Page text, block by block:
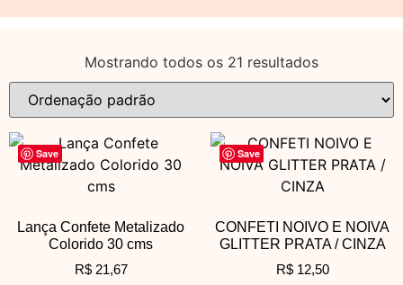
Mostrando todos os 21 resultados
Save
Lança Confete Metalizado
Colorido 30 cms
R$21,67
Save
CONFETI NOIVO E NOIVA
GLITTER PRATA / CINZA
R$12,50